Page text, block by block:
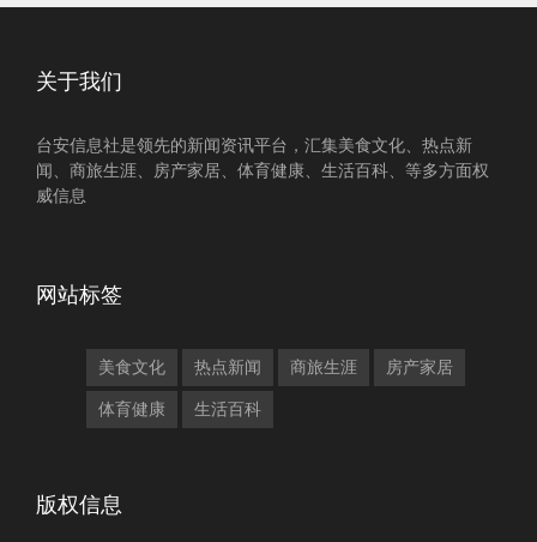
关于我们
台安信息社是领先的新闻资讯平台，汇集美食文化、热点新
闻、商旅生涯、房产家居、体育健康、生活百科、等多方面权
威信息
网站标签
美食文化 热点新闻 商旅生涯 房产家居
体育健康 生活百科
版权信息